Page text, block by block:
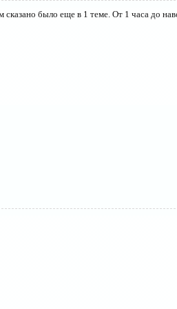
было еще в 1 теме. От 1 часа до